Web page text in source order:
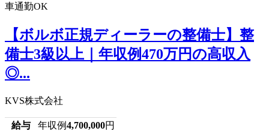
車通勤OK
【ボルボ正規ディーラーの整備士】整
備士3級以上｜年収例470万円の高収入
◎...
KVS株式会社
給与 年収例4,700,000円